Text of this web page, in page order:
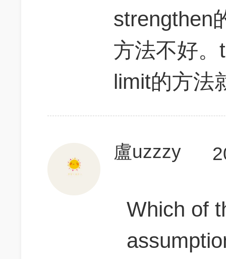
strengthen
方法不好
limit的方法
盧uzzzy
Which of